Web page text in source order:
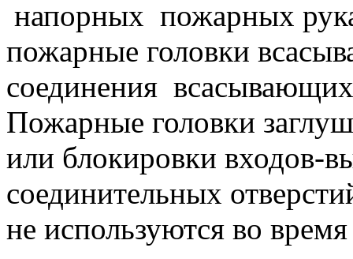
напорных пожарных
пожарные головки
соединения
Пожарные головки
или блокировки входов-
соединительных
не используются во